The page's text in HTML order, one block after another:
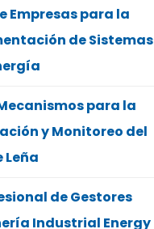
Empresas para la
de Sistemas
para la
y Monitoreo del
Leña
de Gestores
Industrial Energy